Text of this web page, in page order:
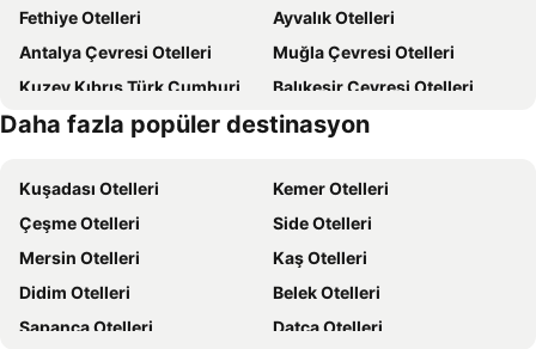
Fethiye Otelleri
Ayvalık Otelleri
Antalya Çevresi Otelleri
Muğla Çevresi Otelleri
Kuzey Kıbrıs Türk Cumhuriyeti Otelleri
Balıkesir Çevresi Otelleri
Kıbrıs Otelleri
Türkiye Otelleri
Daha fazla popüler destinasyon
Kuşadası Otelleri
Kemer Otelleri
Çeşme Otelleri
Side Otelleri
Mersin Otelleri
Kaş Otelleri
Didim Otelleri
Belek Otelleri
Sapanca Otelleri
Datça Otelleri